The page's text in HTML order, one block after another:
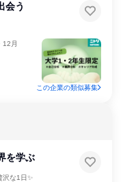
会う
12月
この企業の類似募集
を学ぶ
沢な1日✨